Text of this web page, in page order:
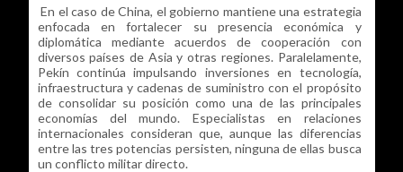
En el caso de China, el gobierno mantiene una estrategia
enfocada en fortalecer su presencia económica y
diplomática mediante acuerdos de cooperación con
diversos países de Asia y otras regiones. Paralelamente,
Pekín continúa impulsando inversiones en tecnología,
infraestructura y cadenas de suministro con el propósito
de consolidar su posición como una de las principales
economías del mundo. Especialistas en relaciones
internacionales consideran que, aunque las diferencias
entre las tres potencias persisten, ninguna de ellas busca
un conflicto militar directo.